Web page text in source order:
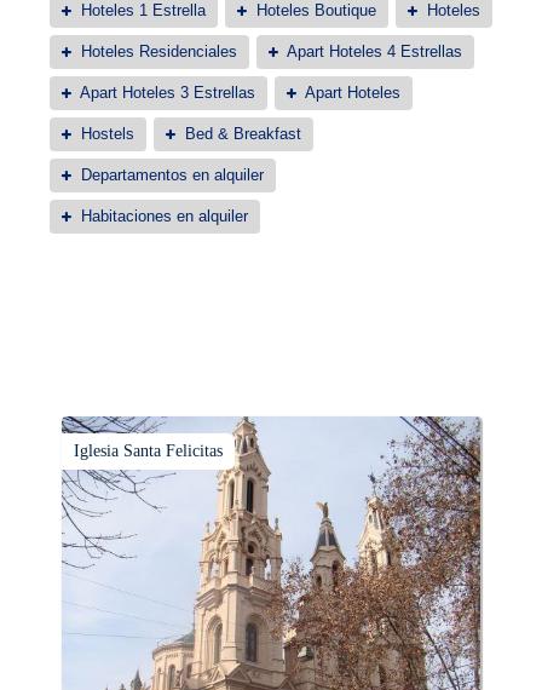
Hoteles 1 Estrella Hoteles Boutique Hoteles
Hoteles Residenciales Apart Hoteles 4 Estrellas
Apart Hoteles 3 Estrellas Apart Hoteles
Hostels Bed & Breakfast
Departamentos en alquiler
Habitaciones en alquiler
Iglesia Santa Felicitas